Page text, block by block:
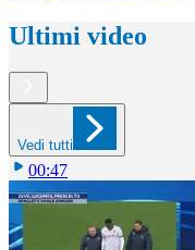
Ultimi video
Vedi tutti
00:47